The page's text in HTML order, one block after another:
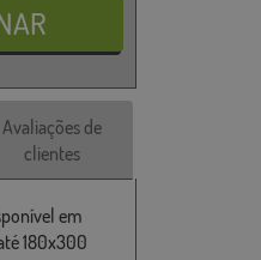
Avaliações de
clientes
em
180x300